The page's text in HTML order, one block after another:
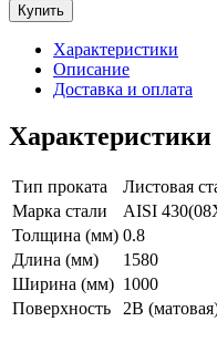
Купить
Характеристики
Описание
Доставка и оплата
Характеристики
Тип проката
Листовая
Марка стали
AISI
Толщина (мм) 0.8
Длина (мм)
1580
Ширина (мм) 1000
Поверхность
2В